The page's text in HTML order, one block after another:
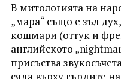
В митологията на
„мара“ също е зъл
кошмари (оттук и
английското
присъства